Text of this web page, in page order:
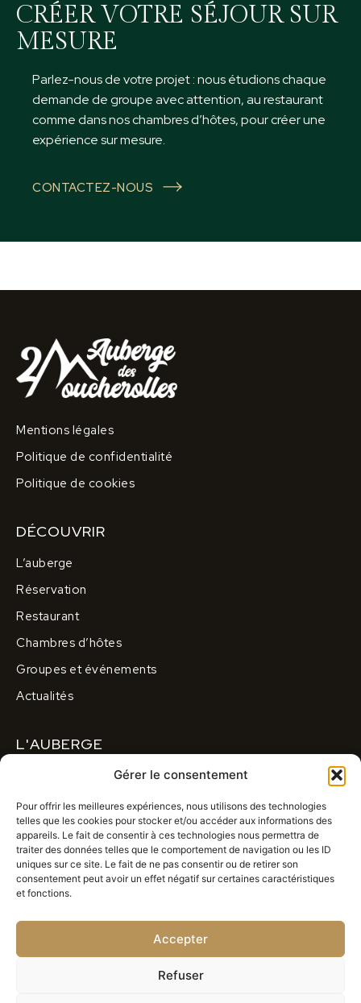
Gérer le consentement
Pour offrir les meilleures expériences, nous utilisons des technologies
telles que les cookies pour stocker et/ou accéder aux informations des
appareils. Le fait de consentir à ces technologies nous permettra de
traiter des données telles que le comportement de navigation ou les ID
uniques sur ce site. Le fait de ne pas consentir ou de retirer son
consentement peut avoir un effet négatif sur certaines caractéristiques
et fonctions.
Accepter
Refuser
CRÉER VOTRE SÉJOUR SUR
MESURE
Parlez-nous de votre projet : nous étudions chaque
demande de groupe avec attention, au restaurant
comme dans nos chambres d’hôtes, pour créer une
expérience sur mesure.
CONTACTEZ-NOUS
Mentions légales
Politique de confidentialité
Politique de cookies
DÉCOUVRIR
L’auberge
Réservation
Restaurant
Chambres d’hôtes
Groupes et événements
Actualités
L'AUBERGE
Contactez-nous
S’abonner à notre newsletter
CONTACT
Corrençon en Vercors